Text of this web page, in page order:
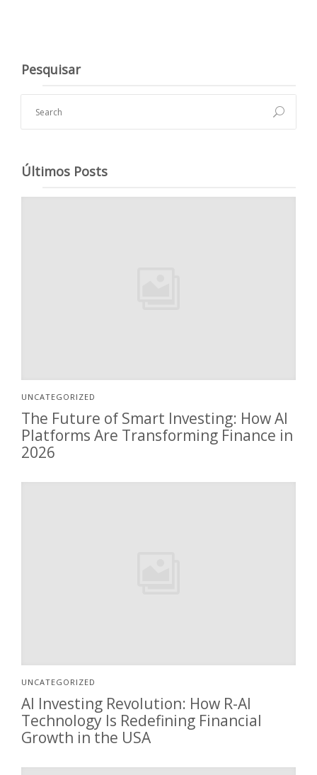
Pesquisar
Últimos Posts
UNCATEGORIZED
The Future of Smart Investing: How AI
Platforms Are Transforming Finance in
2026
UNCATEGORIZED
AI Investing Revolution: How R-AI
Technology Is Redefining Financial
Growth in the USA